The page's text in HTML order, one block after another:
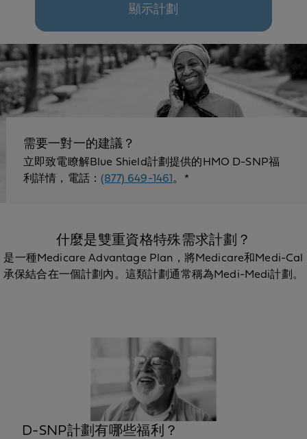
顯示計劃
需要一對一的建議？
立即致電瞭解Blue Shield計劃提供的HMO D-SNP福
利詳情，電話：(877) 649-1461 。*
什麼是雙重資格特殊需求計劃？
是一種Medicare Advantage Plan，將Medicare和Medi-Cal
承保結合在一個計劃內。這類計劃通常稱為Medi-Medi計劃。
D-SNP計劃有哪些福利？